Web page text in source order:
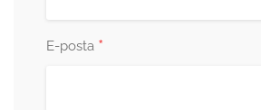
E-posta *